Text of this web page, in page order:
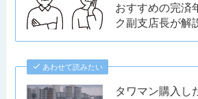
おすすめの完済
ク副支店長が解
あわせて読みたい
タワマン購入し